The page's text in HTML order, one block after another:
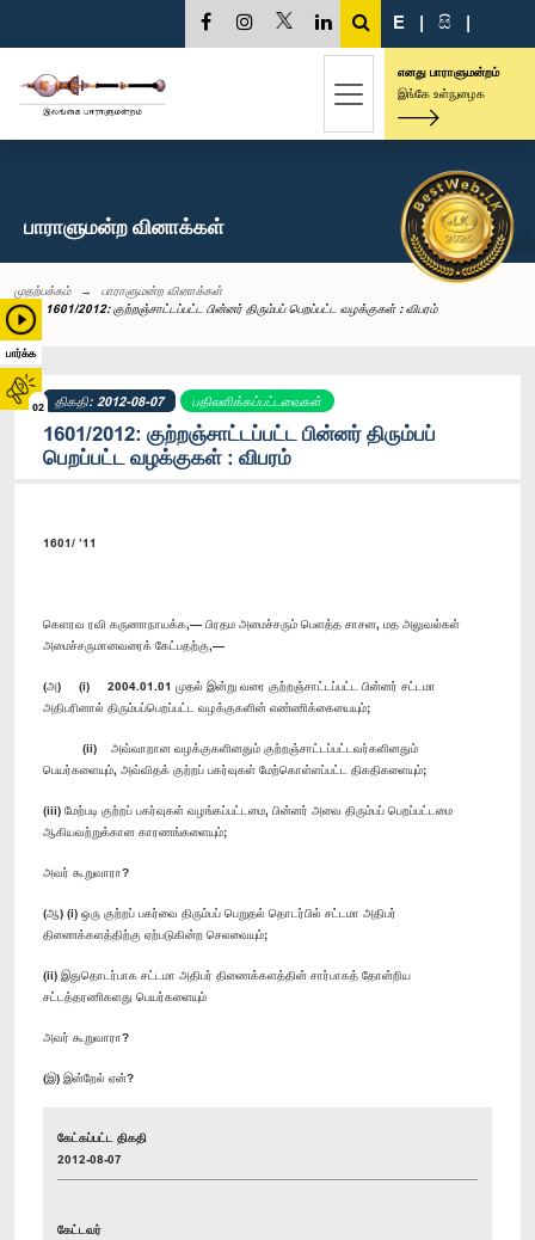
பார்க்க
02
E | සි |
எனது பாராளுமன்றம்
இங்கே உள்நுழைக
பாராளுமன்ற வினாக்கள்
முதற்பக்கம்
பாராளுமன்ற வினாக்கள்
1601/2012: குற்றஞ்சாட்டப்பட்ட பின்னர் திரும்பப் பெறப்பட்ட வழக்குகள் : விபரம்
திகதி: 2012-08-07 பதிலளிக்கப்பட்டவைகள்
1601/2012: குற்றஞ்சாட்டப்பட்ட பின்னர் திரும்பப்
பெறப்பட்ட வழக்குகள் : விபரம்
1601/ ’11
கெளரவ ரவி கருணாநாயக்க,— பிரதம அமைச்சரும் பெளத்த சாசன, மத அலுவல்கள்
அமைச்சருமானவரைக் கேட்பதற்கு,—
(அ) (i) 2004.01.01 முதல் இன்று வரை குற்றஞ்சாட்டப்பட்ட பின்னர் சட்டமா
அதிபரினால் திரும்பப்பெறப்பட்ட வழக்குகளின் எண்ணிக்கையையும்;
(ii) அவ்வாறான வழக்குகளினதும் குற்றஞ்சாட்டப்பட்டவர்களினதும்
பெயர்களையும், அவ்விதக் குற்றப் பகர்வுகள் மேற்கொள்ளப்பட்ட திகதிகளையும்;
(iii) மேற்படி குற்றப் பகர்வுகள் வழங்கப்பட்டமை, பின்னர் அவை திரும்பப் பெறப்பட்டமை
ஆகியவற்றுக்கான காரணங்களையும்;
அவர் கூறுவாரா?
(ஆ) (i) ஒரு குற்றப் பகர்வை திரும்பப் பெறுதல் தொடர்பில் சட்டமா அதிபர்
திணைக்களத்திற்கு ஏற்படுகின்ற செலவையும்;
(ii) இதுதொடர்பாக சட்டமா அதிபர் திணைக்களத்தின் சார்பாகத் தோன்றிய
சட்டத்தரணிகளது பெயர்களையும்
அவர் கூறுவாரா?
(இ) இன்றேல் ஏன்?
கேட்கப்பட்ட திகதி
2012-08-07
கேட்டவர்